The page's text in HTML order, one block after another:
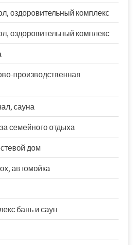
оздоровительный комплекс
оздоровительный комплекс
производственная
сауна
семейного отдыха
дом
автомойка
бань и саун